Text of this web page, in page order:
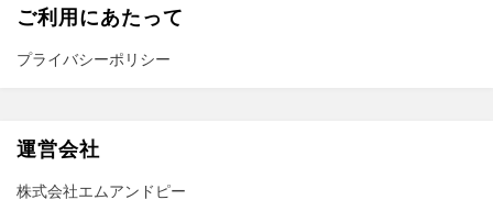
ご利用にあたって
プライバシーポリシー
運営会社
株式会社エムアンドピー